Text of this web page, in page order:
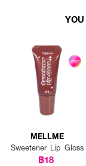
MELLME
Sweetener Lip Gloss
฿18